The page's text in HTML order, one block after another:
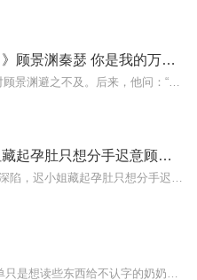
《顾总裁，我有了》顾景渊秦瑟 你是我的万有引力
诱他深陷，迟小姐藏起孕肚只想分手迟意顾淮州